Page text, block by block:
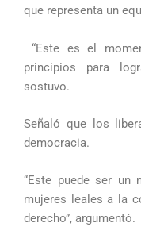
que representa un
“Este es el
principios para
sostuvo.
Señaló que los
democracia.
“Este puede ser un
mujeres leales a la
derecho”, argumentó.